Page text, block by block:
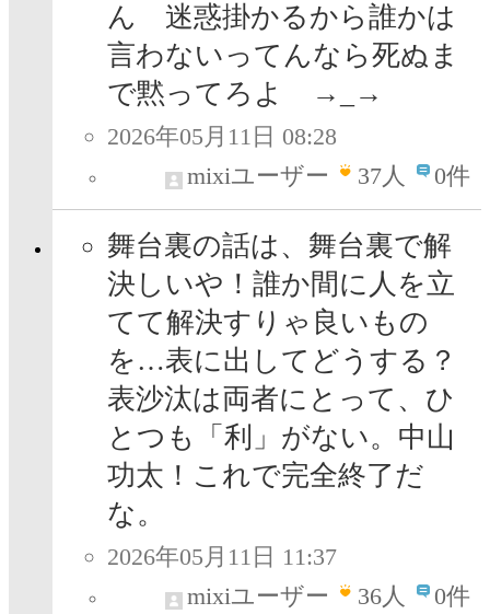
ん 迷惑掛かるから誰かは
言わないってんなら死ぬま
で黙ってろよ →⁠_⁠→
2026年05月11日 08:28
mixiユーザー
37人 0件
舞台裏の話は、舞台裏で解
決しいや！誰か間に人を立
てて解決すりゃ良いもの
を…表に出してどうする？
表沙汰は両者にとって、ひ
とつも「利」がない。中山
功太！これで完全終了だ
な。
2026年05月11日 11:37
mixiユーザー
36人 0件